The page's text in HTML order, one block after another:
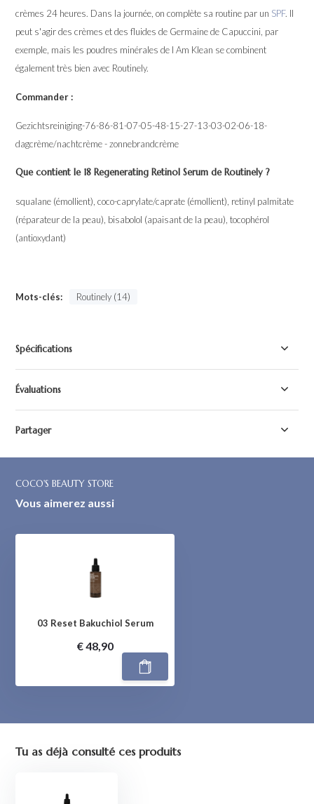
crèmes 24 heures. Dans la journée, on complète sa routine par un SPF. Il
peut s'agir des crèmes et des fluides de Germaine de Capuccini, par
exemple, mais les poudres minérales de I Am Klean se combinent
également très bien avec Routinely.
Commander :
Gezichtsreiniging-76-86-81-07-05-48-15-27-13-03-02-06-18-
dagcrème/nachtcrème - zonnebrandcrème
Que contient le 18 Regenerating Retinol Serum de Routinely ?
squalane (émollient), coco-caprylate/caprate (émollient), retinyl palmitate
(réparateur de la peau), bisabolol (apaisant de la peau), tocophérol
(antioxydant)
Mots-clés: Routinely (14)
Spécifications
Évaluations
Partager
COCO'S BEAUTY STORE
Vous aimerez aussi
03 Reset Bakuchiol Serum
€ 48,90
Tu as déjà consulté ces produits